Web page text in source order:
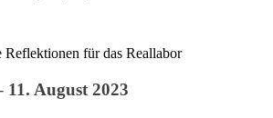
Reflektionen für das Reallabor
11. August 2023